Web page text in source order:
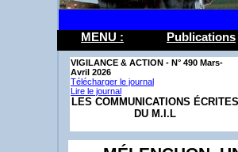
VI­GILANCE & AC­TION - N° 490 Mars-
Avril 2026
Télécharger le journal
Lire le journal
LES COMMUNICATIONS ÉCRITES
DU M.I.L
IL Y A 20 ANS QUE LE
MENU : Publications